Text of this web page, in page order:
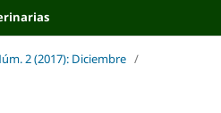
2 (2017): Diciembre /